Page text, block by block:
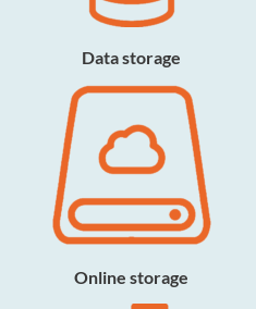
Data storage
Online storage